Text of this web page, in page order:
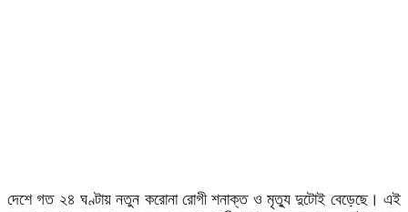
দেশে গত ২৪ ঘণ্টায় নতুন করোনা রোগী শনাক্ত ও মৃত্যু দুটোই বেড়েছে। এই